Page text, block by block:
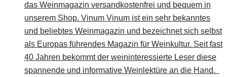
das Weinmagazin versandkostenfrei und bequem in
unserem Shop. Vinum Vinum ist ein sehr bekanntes
und beliebtes Weinmagazin und bezeichnet sich selbst
als Europas führendes Magazin für Weinkultur. Seit fast
40 Jahren bekommt der weininteressierte Leser diese
spannende und informative Weinlektüre an die Hand.